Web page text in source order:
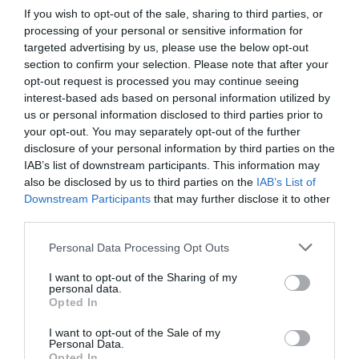
If you wish to opt-out of the sale, sharing to third parties, or
processing of your personal or sensitive information for
targeted advertising by us, please use the below opt-out
section to confirm your selection. Please note that after your
opt-out request is processed you may continue seeing
interest-based ads based on personal information utilized by
us or personal information disclosed to third parties prior to
your opt-out. You may separately opt-out of the further
disclosure of your personal information by third parties on the
IAB’s list of downstream participants. This information may
also be disclosed by us to third parties on the IAB’s List of
Downstream Participants that may further disclose it to other
Please note that this website/app uses one or more Google
not limited to your visit or usage behaviour. You may click to
grant or deny consent to Google and its third-party tags to
use your data for below specified purposes in below Google
consent section.
Personal Data Processing Opt Outs
I want to opt-out of the Sharing of my
personal data.
Opted In
I want to opt-out of the Sale of my
Personal Data.
εξαφανίστηκε ο κανιβαλισμός από τις
ανθρώπινες κοινωνίες – Τι δείχνει νέα
έρευνα
δέρματος που μπορεί να εντοπιστεί στο